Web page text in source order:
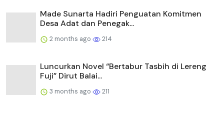
Made Sunarta Hadiri Penguatan Komitmen
Desa Adat dan Penegak...
2 months ago 214
Luncurkan Novel “Bertabur Tasbih di Lereng
Fuji” Dirut Balai...
3 months ago 211